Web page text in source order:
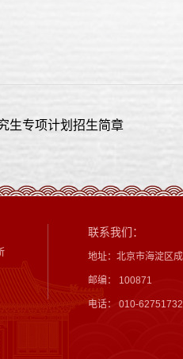
生专项计划招生简章
联系我们：
地址：北京市海淀区
邮编： 100871
电话： 010-62751732